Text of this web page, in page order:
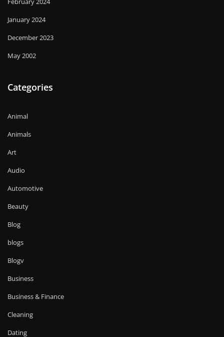
January 2024
December 2023
May 2002
Categories
Animal
Animals
Art
Audio
Automotive
Beauty
Blog
blogs
Blogv
Business
Business & Finance
Cleaning
Dating